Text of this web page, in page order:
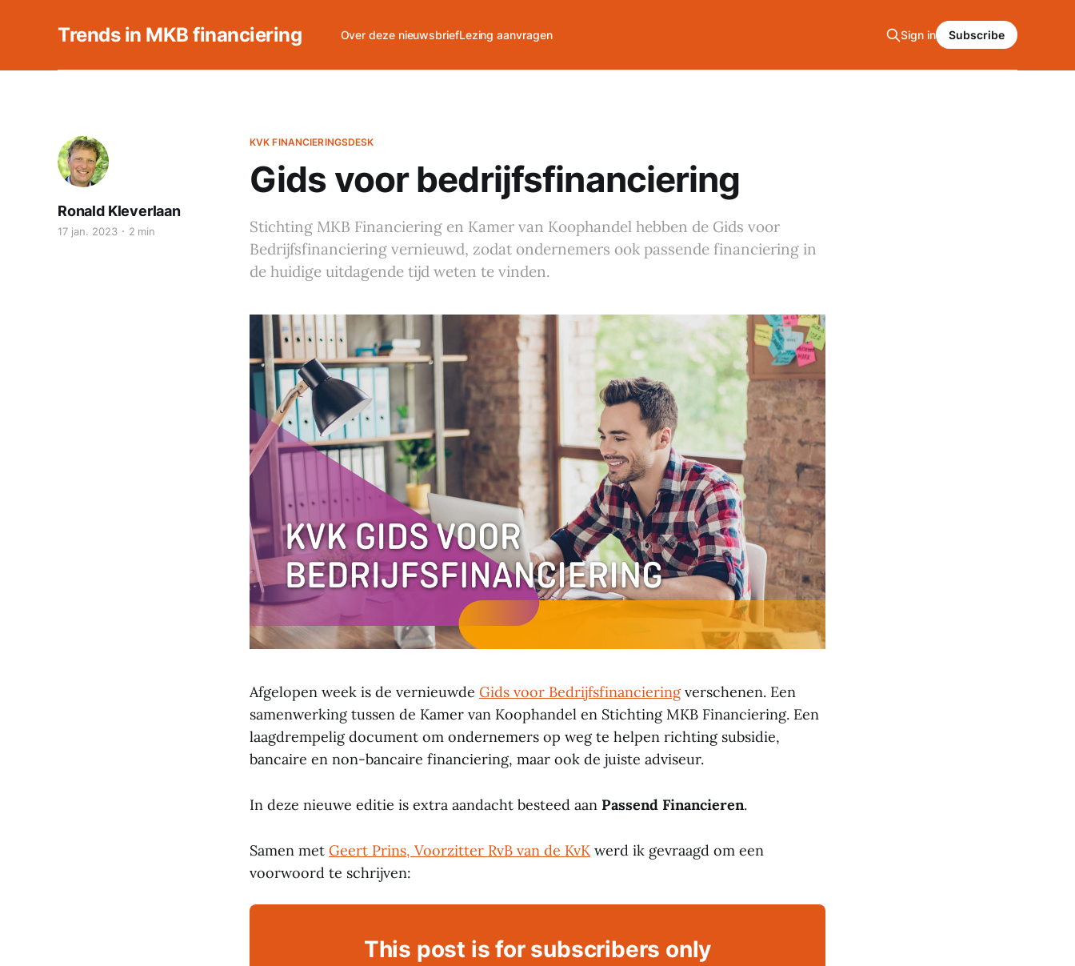
Trends in MKB financiering Over deze nieuwsbriefLezing aanvragen Sign in Subscribe
KVK FINANCIERINGSDESK
Gids voor bedrijfsfinanciering
Ronald Kleverlaan
17 jan. 2023 2 min
Stichting MKB Financiering en Kamer van Koophandel hebben de Gids voor
Bedrijfsfinanciering vernieuwd, zodat ondernemers ook passende financiering in
de huidige uitdagende tijd weten te vinden.
Afgelopen week is de vernieuwde Gids voor Bedrijfsfinancieringverschenen. Een
samenwerking tussen de Kamer van Koophandel en Stichting MKB Financiering. Een
laagdrempelig document om ondernemers op weg te helpen richting subsidie,
bancaire en non-bancaire financiering, maar ook de juiste adviseur.
In deze nieuwe editie is extra aandacht besteed aan Passend Financieren.
Samen met Geert Prins, Voorzitter RvB van de KvKwerd ik gevraagd om een
voorwoord te schrijven:
This post is for subscribers only